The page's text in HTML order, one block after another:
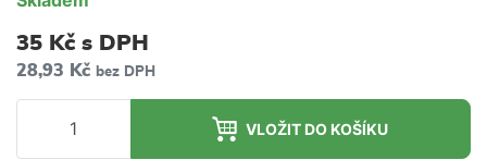
35 Kč s DPH
28,93 Kč bez DPH
VLOŽIT DO KOŠÍKU